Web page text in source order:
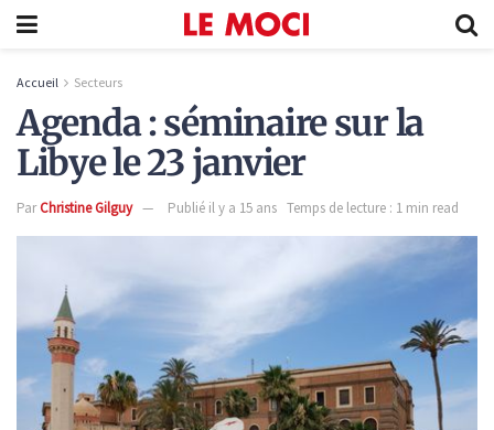
Accueil Secteurs
Agenda : séminaire sur la
Libye le 23 janvier
ParChristine Gilguy Publié il y a 15 ans Temps de lecture : 1 min read